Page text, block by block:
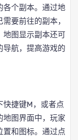
各个副本。通过地
要前往的副本，
地图显示副本还可
导航，提高游戏的
快捷键M，或者点
地图界面中，玩家
置和图标。通过点